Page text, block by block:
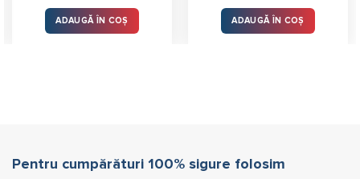
ADAUGĂ ÎN COȘ ADAUGĂ ÎN COȘ
Pentru cumpărături 100% sigure folosim